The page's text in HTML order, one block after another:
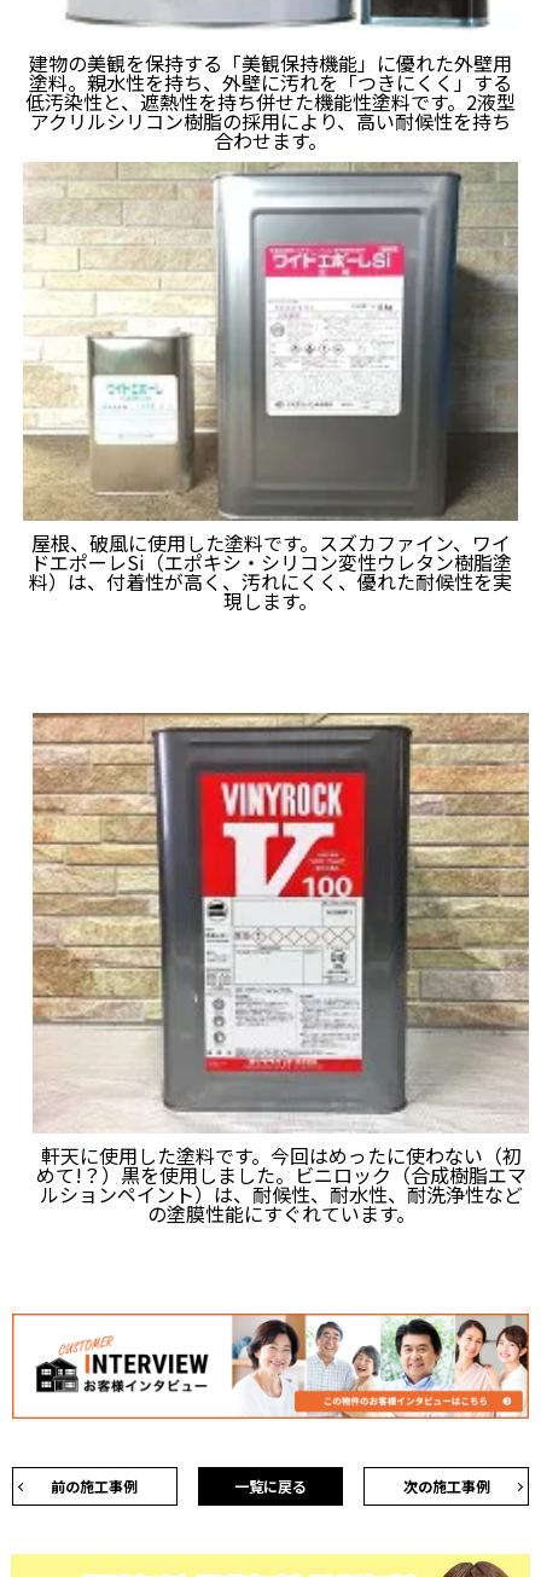
建物の美観を保持する「美観保持機能」に優れた外壁用
塗料。親水性を持ち、外壁に汚れを「つきにくく」する
低汚染性と、遮熱性を持ち併せた機能性塗料です。2液型
アクリルシリコン樹脂の採用により、高い耐候性を持ち
合わせます。
屋根、破風に使用した塗料です。スズカファイン、ワイ
ドエポーレSi（エポキシ・シリコン変性ウレタン樹脂塗
料）は、付着性が高く、汚れにくく、優れた耐候性を実
現します。
軒天に使用した塗料です。今回はめったに使わない（初
めて!？）黒を使用しました。ビニロック（合成樹脂エマ
ルションペイント）は、耐候性、耐水性、耐洗浄性など
の塗膜性能にすぐれています。
前の施工事例 次の施工事例
一覧に戻る